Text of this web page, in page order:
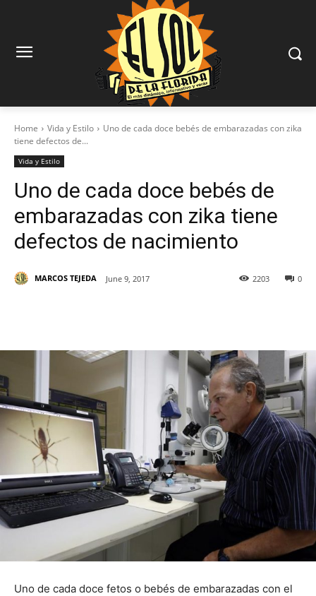
Home Vida y Estilo
Uno de cada doce bebés de embarazadas con zika
tiene defectos de...
Vida y Estilo
Uno de cada doce bebés de
embarazadas con zika tiene
defectos de nacimiento
MARCOS TEJEDA June 9, 2017 0
2203
Uno de cada doce fetos o bebés de embarazadas con el